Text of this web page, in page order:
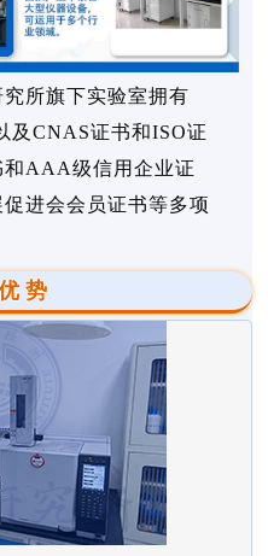
所旗下实验室拥有
及CNAS证书和ISO证
AAA级信用企业证
进会会员证书等多项
势